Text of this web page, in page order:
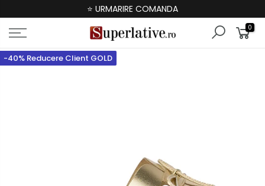
⭐ URMARIRE COMANDA
0
-40% Reducere Client GOLD